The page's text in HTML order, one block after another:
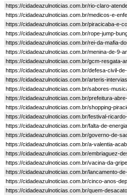
https://cidadeazulnoticias.com.br/rio-claro-
https://cidadeazulnoticias.com.br/medicos-e-
https://cidadeazulnoticias.com.br/piracicaba-e-
https://cidadeazulnoticias.com.br/rope-jump-
https://cidadeazulnoticias.com.br/rei-da-mafia-
https://cidadeazulnoticias.com.br/menina-de-9-
https://cidadeazulnoticias.com.br/gcm-resgata-
https://cidadeazulnoticias.com.br/defesa-civil-
https://cidadeazulnoticias.com.br/arteris-
https://cidadeazulnoticias.com.br/sabores-
https://cidadeazulnoticias.com.br/prefeitura-
https://cidadeazulnoticias.com.br/shopping-
https://cidadeazulnoticias.com.br/festival-
https://cidadeazulnoticias.com.br/falta-de-
https://cidadeazulnoticias.com.br/governo-de-
https://cidadeazulnoticias.com.br/a-valentia-
https://cidadeazulnoticias.com.br/embriaguez-
https://cidadeazulnoticias.com.br/vacina-da-
https://cidadeazulnoticias.com.br/lancamento-
https://cidadeazulnoticias.com.br/cinco-anos-
https://cidadeazulnoticias.com.br/quem-